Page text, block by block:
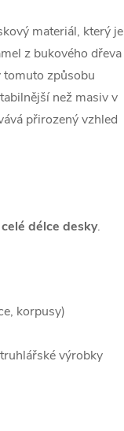
materiál, který je
z bukového dřeva
tomuto způsobu
než masiv v
přirozený vzhled
délce desky.
korpusy)
výrobky